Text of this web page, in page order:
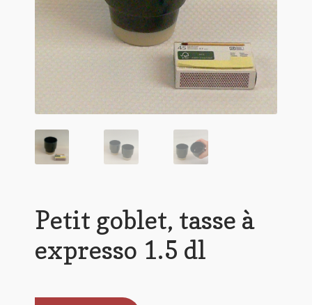
Petit goblet, tasse à
expresso 1.5 dl